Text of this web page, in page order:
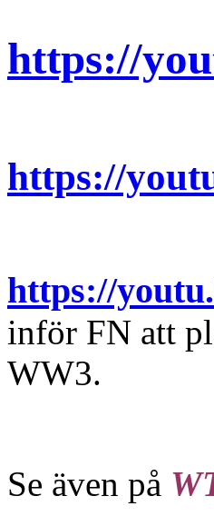
https://
https://
https://
inför FN att
WW3.
Se även på